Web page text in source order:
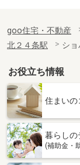
goo住宅・不動産
北２４条駅
シ
お役立ち情報
住まいの
暮らしの
(補助金・